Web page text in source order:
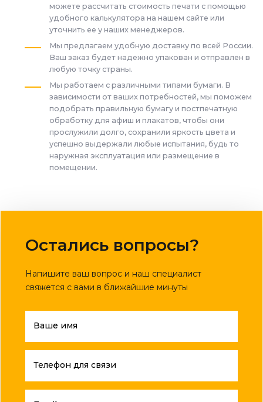
можете рассчитать стоимость печати с помощью
удобного калькулятора на нашем сайте или
уточнить ее у наших менеджеров.
Мы предлагаем удобную доставку по всей России.
Ваш заказ будет надежно упакован и отправлен в
любую точку страны.
Мы работаем с различными типами бумаги. В
зависимости от ваших потребностей, мы поможем
подобрать правильную бумагу и постпечатную
обработку для афиш и плакатов, чтобы они
прослужили долго, сохранили яркость цвета и
успешно выдержали любые испытания, будь то
наружная эксплуатация или размещение в
помещении.
Остались вопросы?
Напишите ваш вопрос и наш специалист
свяжется с вами в ближайшие минуты
Ваше имя
Телефон для связи